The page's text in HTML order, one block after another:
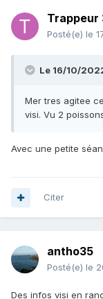
Trappeur
Posté(e) le
Le 16/10/
Mer tres agitee
visi. Vu 2
Avec une petite
Citer
antho35
Posté(e) le
Des infos visi en